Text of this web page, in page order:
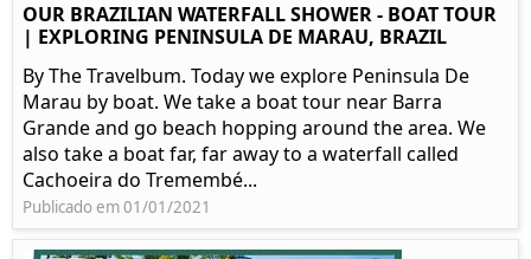
OUR BRAZILIAN WATERFALL SHOWER - BOAT TOUR
| EXPLORING PENINSULA DE MARAU, BRAZIL
By The Travelbum. Today we explore Peninsula De
Marau by boat. We take a boat tour near Barra
Grande and go beach hopping around the area. We
also take a boat far, far away to a waterfall called
Cachoeira do Tremembé...
Publicado em 01/01/2021